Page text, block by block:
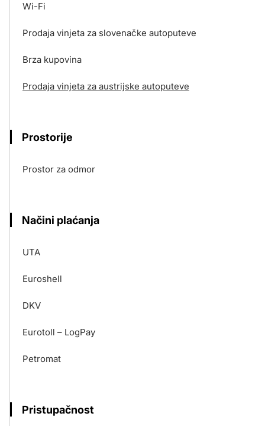
Wi-Fi
Prodaja vinjeta za slovenačke autoputeve
Brza kupovina
Prodaja vinjeta za austrijske autoputeve
Prostorije
Prostor za odmor
Načini plaćanja
UTA
Euroshell
DKV
Eurotoll – LogPay
Petromat
Pristupačnost